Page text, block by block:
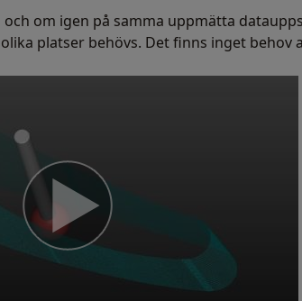
och om igen på samma uppmätta
platser behövs. Det finns inget behov